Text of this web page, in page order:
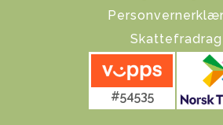
Skattefradrag
#54535